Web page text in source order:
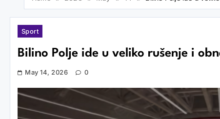
Sport
Bilino Polje ide u veliko rušenje i
May 14, 2026 0